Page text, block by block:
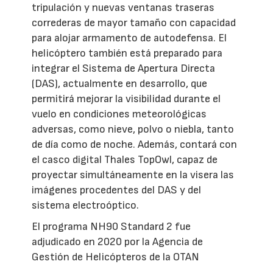
tripulación y nuevas ventanas traseras
correderas de mayor tamaño con capacidad
para alojar armamento de autodefensa. El
helicóptero también está preparado para
integrar el Sistema de Apertura Directa
(DAS), actualmente en desarrollo, que
permitirá mejorar la visibilidad durante el
vuelo en condiciones meteorológicas
adversas, como nieve, polvo o niebla, tanto
de día como de noche. Además, contará con
el casco digital Thales TopOwl, capaz de
proyectar simultáneamente en la visera las
imágenes procedentes del DAS y del
sistema electroóptico.
El programa NH90 Standard 2 fue
adjudicado en 2020 por la Agencia de
Gestión de Helicópteros de la OTAN